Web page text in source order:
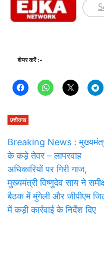
शेयर करें :-
छत्तीसगढ
Breaking News :
के कड़े तेवर – लापरवाह
अधिकारियों पर गिरी गाज,
मुख्यमंत्री विष्णुदेव साय ने
बैठक में मुंगेली और जीपीएम
में कड़ी कार्रवाई के निर्देश दिए